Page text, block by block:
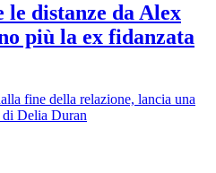
distanze da Alex
più la ex fidanzata
fine della relazione, lancia una
di Delia Duran